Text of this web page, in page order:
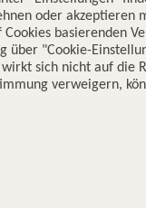
de Lanzarote
oder akzeptieren
basierenden
über "Cookie-
sich nicht auf die
verweigern,